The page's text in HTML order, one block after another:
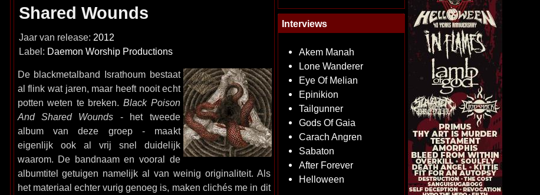
Shared Wounds
Jaar van release: 2012
Label: Daemon Worship Productions
De blackmetalband Israthoum bestaat
al flink wat jaren, maar heeft nooit echt
potten weten te breken. Black Poison
And Shared Wounds - het tweede
album van deze groep - maakt
eigenlijk ook al vrij snel duidelijk
waarom. De bandnaam en vooral de
albumtitel getuigen namelijk al van weinig originaliteit. Als
het materiaal echter vurig genoeg is, maken clichés me in dit
Interviews
Akem Manah
Lone Wanderer
Eye Of Melian
Epinikion
Tailgunner
Gods Of Gaia
Carach Angren
Sabaton
After Forever
Helloween